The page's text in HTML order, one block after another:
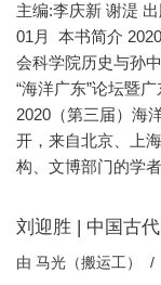
主编:李庆新 谢湜
01月 本书简介
会科学院历史与孙
“海洋广东”论坛暨
2020（第三届）海
开，来自北京、上
构、文博部门的学
刘迎胜 | 中国古
由 马光（搬运工）